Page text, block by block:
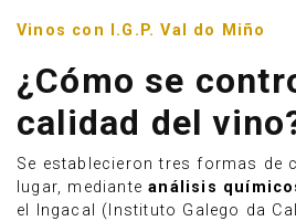
Vinos con I.G.P. Val do Miño
¿Cómo se
calidad del
Se establecieron tres formas de
lugar, medianteanálisis
el Ingacal (Instituto Galego da